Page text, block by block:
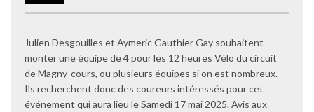
Julien Desgouilles et Aymeric Gauthier Gay souhaitent
monter une équipe de 4 pour les 12 heures Vélo du circuit
de Magny-cours, ou plusieurs équipes si on est nombreux.
Ils recherchent donc des coureurs intéressés pour cet
événement qui aura lieu le Samedi 17 mai 2025. Avis aux